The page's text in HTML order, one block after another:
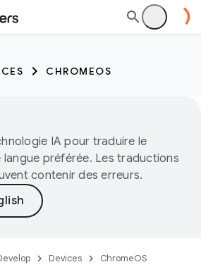
CHROMEOS
IA pour traduire le
préférée. Les traductions
contenir des erreurs.
Devices ChromeOS